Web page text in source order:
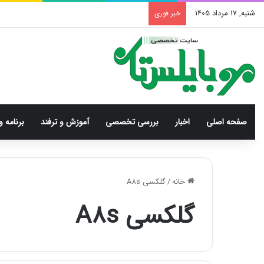
شنبه, 17 مرداد 1405 خبر فوری
صفحه اصلی اخبار بررسی‌ تخصصی آموزش و ترفند برنامه
خانه/گلکسی A8s
گلکسی A8s